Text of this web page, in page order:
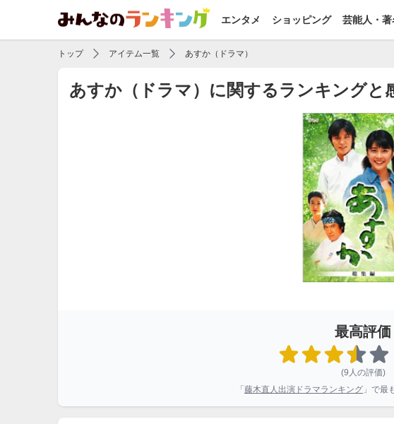
エンタメ ショッピング 芸能人・著
トップ アイテム一覧 あすか（ドラマ）
あすか（ドラマ）に関するランキングと
最高評価
(9人の評価)
「 藤木直人出演ドラマランキング 」で最